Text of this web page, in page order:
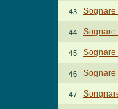
43. Sognare
44. Sognare
45. Sognare
46. Sognare
47.